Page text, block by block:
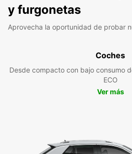
y furgonetas
Aprovecha la oportunidad de probar
Coches
Desde compacto con bajo consumo
ECO
Ver más